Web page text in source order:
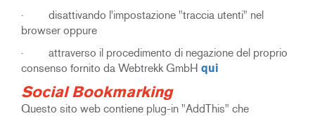
· disattivando l'impostazione "traccia utenti" nel
browser oppure
· attraverso il procedimento di negazione del proprio
consenso fornito da Webtrekk GmbH qui
Social Bookmarking
Questo sito web contiene plug-in "AddThis" che